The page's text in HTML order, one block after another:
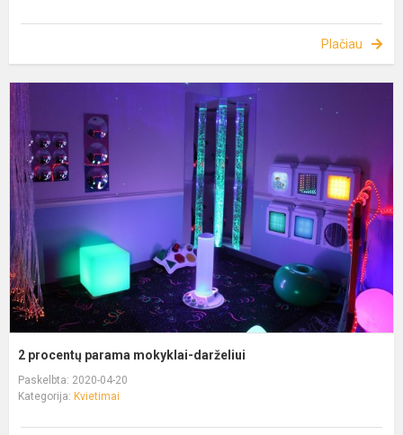
Plačiau
2 procentų parama mokyklai-darželiui
Paskelbta: 2020-04-20
Kategorija: Kvietimai